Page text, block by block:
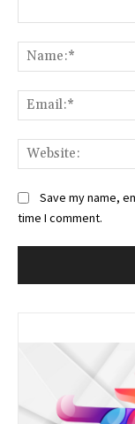
Save my name,
time I comment.